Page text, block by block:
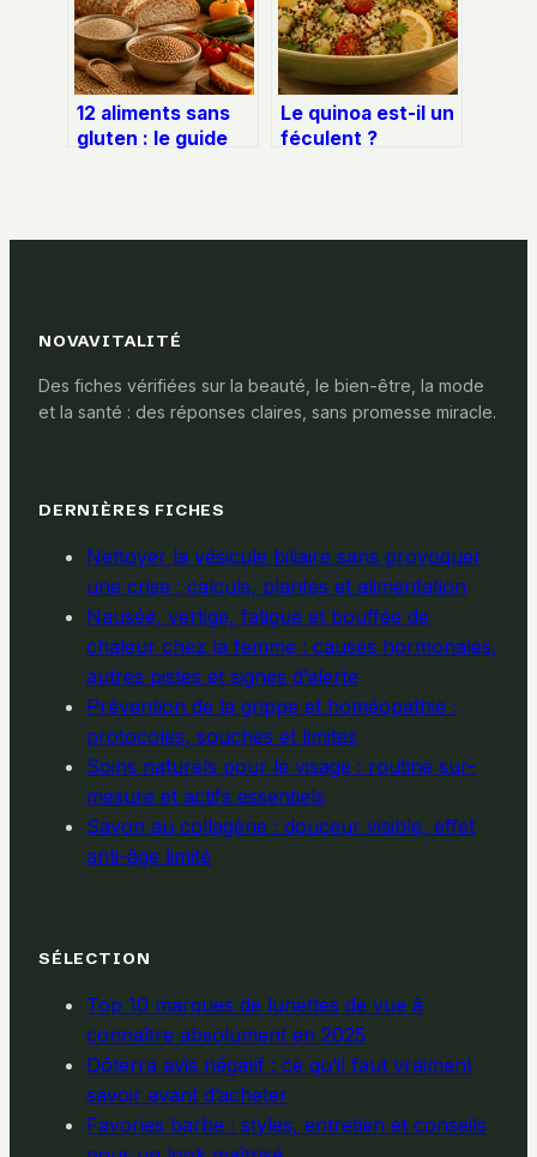
12 aliments sans
gluten : le guide
Le quinoa est-il un
féculent ?
NOVAVITALITÉ
Des fiches vérifiées sur la beauté, le bien-être, la mode
et la santé : des réponses claires, sans promesse miracle.
DERNIÈRES FICHES
Nettoyer la vésicule biliaire sans provoquer
une crise : calculs, plantes et alimentation
Nausée, vertige, fatigue et bouffée de
chaleur chez la femme : causes hormonales,
autres pistes et signes d’alerte
Prévention de la grippe et homéopathie :
protocoles, souches et limites
Soins naturels pour le visage : routine sur-
mesure et actifs essentiels
Savon au collagène : douceur visible, effet
anti-âge limité
SÉLECTION
Top 10 marques de lunettes de vue à
connaître absolument en 2025
Dōterra avis négatif : ce qu’il faut vraiment
savoir avant d’acheter
Favories barbe : styles, entretien et conseils